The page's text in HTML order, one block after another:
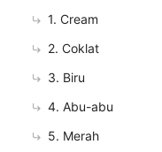
1. Cream
2. Coklat
3. Biru
4. Abu-abu
5. Merah